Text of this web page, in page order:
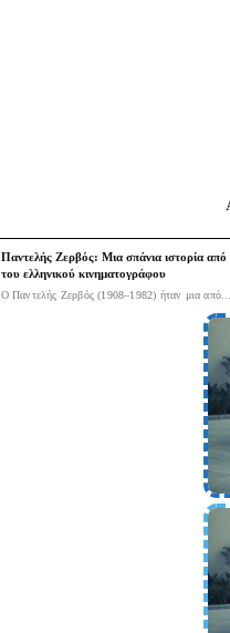
Παντελής Ζερβός: Μια σπάνια ιστορία
του ελληνικού κινηματογράφου
Ο Παντελής Ζερβός (1908–1982) ήταν μια από...